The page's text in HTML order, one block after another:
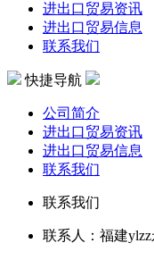
进出口贸易资讯
进出口贸易信息
联系我们
快捷导航
公司简介
进出口贸易资讯
进出口贸易信息
联系我们
联系我们
联系人：福建